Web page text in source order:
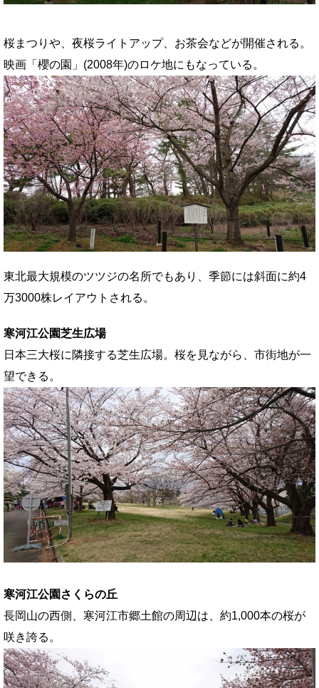
桜まつりや、夜桜ライトアップ、お茶会などが開催される。
映画「櫻の園」(2008年)のロケ地にもなっている。
東北最大規模のツツジの名所でもあり、季節には斜面に約4
万3000株レイアウトされる。
寒河江公園芝生広場
日本三大桜に隣接する芝生広場。桜を見ながら、市街地が一
望できる。
寒河江公園さくらの丘
長岡山の西側、寒河江市郷土館の周辺は、約1,000本の桜が
咲き誇る。